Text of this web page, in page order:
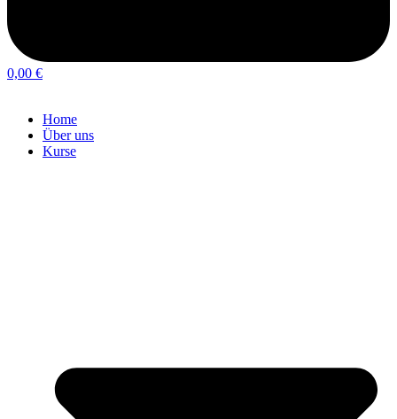
0,00 €
Home
Über uns
Kurse